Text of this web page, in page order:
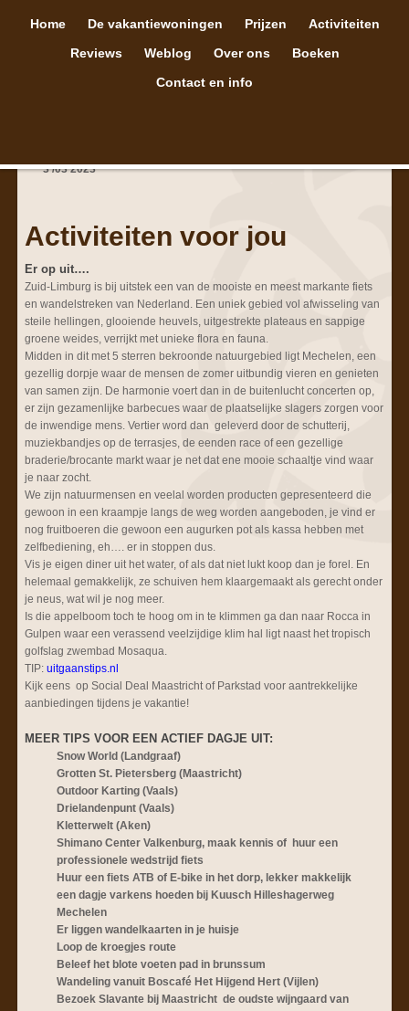
Home De vakantiewoningen Prijzen
Activiteiten
Reviews
Weblog Over ons
Boeken
Contact en info
3 /03 2023
Activiteiten voor jou
Er op uit….
Zuid-Limburg is bij uitstek een van de mooiste en meest markante fiets
en wandelstreken van Nederland. Een uniek gebied vol afwisseling van
steile hellingen, glooiende heuvels, uitgestrekte plateaus en sappige
groene weides, verrijkt met unieke flora en fauna.
Midden in dit met 5 sterren bekroonde natuurgebied ligt Mechelen, een
gezellig dorpje waar de mensen de zomer uitbundig vieren en genieten
van samen zijn. De harmonie voert dan in de buitenlucht concerten op,
er zijn gezamenlijke barbecues waar de plaatselijke slagers zorgen voor
de inwendige mens. Vertier word dan geleverd door de schutterij,
muziekbandjes op de terrasjes, de eenden race of een gezellige
braderie/brocante markt waar je net dat ene mooie schaaltje vind waar
je naar zocht.
We zijn natuurmensen en veelal worden producten gepresenteerd die
gewoon in een kraampje langs de weg worden aangeboden, je vind er
nog fruitboeren die gewoon een augurken pot als kassa hebben met
zelfbediening, eh…. er in stoppen dus.
Vis je eigen diner uit het water, of als dat niet lukt koop dan je forel. En
helemaal gemakkelijk, ze schuiven hem klaargemaakt als gerecht onder
je neus, wat wil je nog meer.
Is die appelboom toch te hoog om in te klimmen ga dan naar Rocca in
Gulpen waar een verassend veelzijdige klim hal ligt naast het tropisch
golfslag zwembad Mosaqua.
TIP: uitgaanstips.nl
Kijk eens op Social Deal Maastricht of Parkstad voor aantrekkelijke
aanbiedingen tijdens je vakantie!
MEER TIPS VOOR EEN ACTIEF DAGJE UIT:
Snow World (Landgraaf)
Grotten St. Pietersberg (Maastricht)
Outdoor Karting (Vaals)
Drielandenpunt (Vaals)
Kletterwelt (Aken)
Shimano Center Valkenburg, maak kennis of huur een
professionele wedstrijd fiets
Huur een fiets ATB of E-bike in het dorp, lekker makkelijk
een dagje varkens hoeden bij Kuusch Hilleshagerweg
Mechelen
Er liggen wandelkaarten in je huisje
Loop de kroegjes route
Beleef het blote voeten pad in brunssum
Wandeling vanuit Boscafé Het Hijgend Hert (Vijlen)
Bezoek Slavante bij Maastricht de oudste wijngaard van